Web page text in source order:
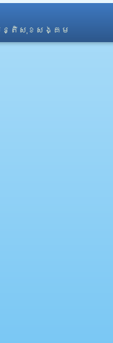
សន្តិសុខសង្គម